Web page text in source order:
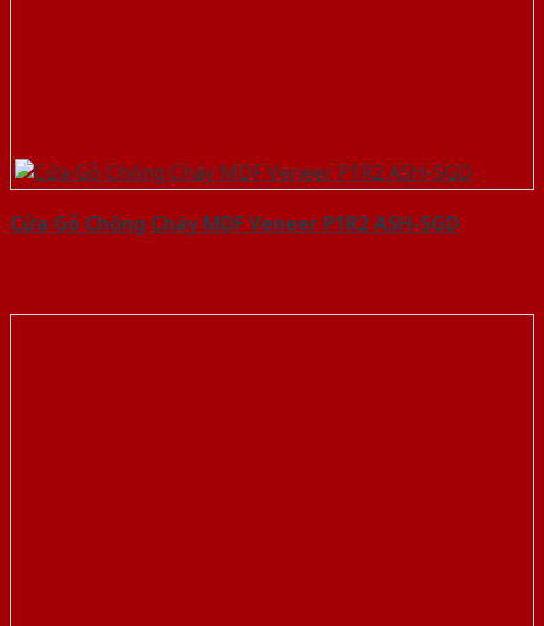
Cửa Gỗ Chống Cháy MDF Veneer P1R2 ASH-SGD